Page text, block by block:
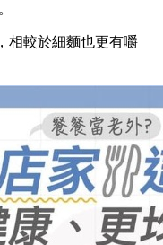
相較於細麵也更有嚼